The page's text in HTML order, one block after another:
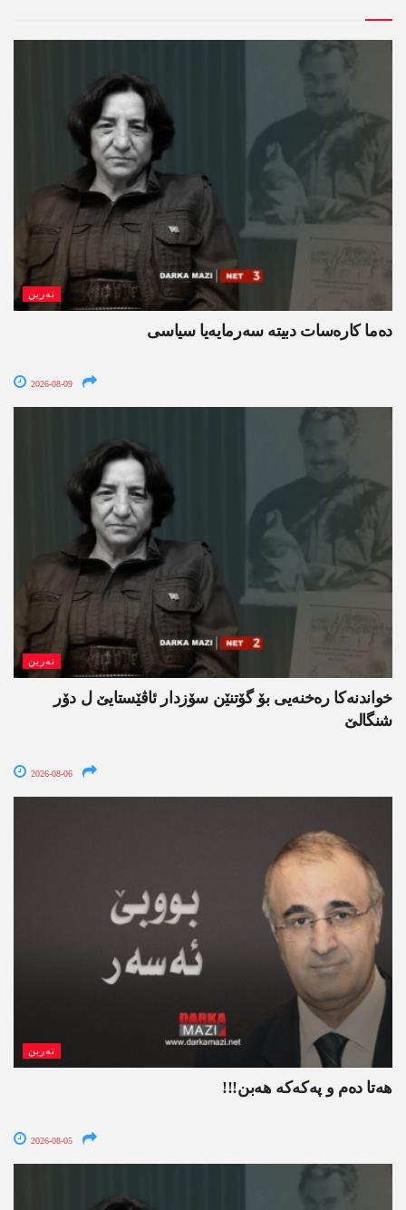
نەرین
ده‌ما کاره‌سات دبیتە سه‌رمایه‌یا سیاسی
2026-08-09
نەرین
خواندنه‌كا رەخنەیی بۆ گۆتنێن سۆزدار ئاڤێستایێ ل دۆر
شنگالێ
2026-08-06
نەرین
ھەتا دەم و پەکەکە ھەبن!!!
2026-08-05